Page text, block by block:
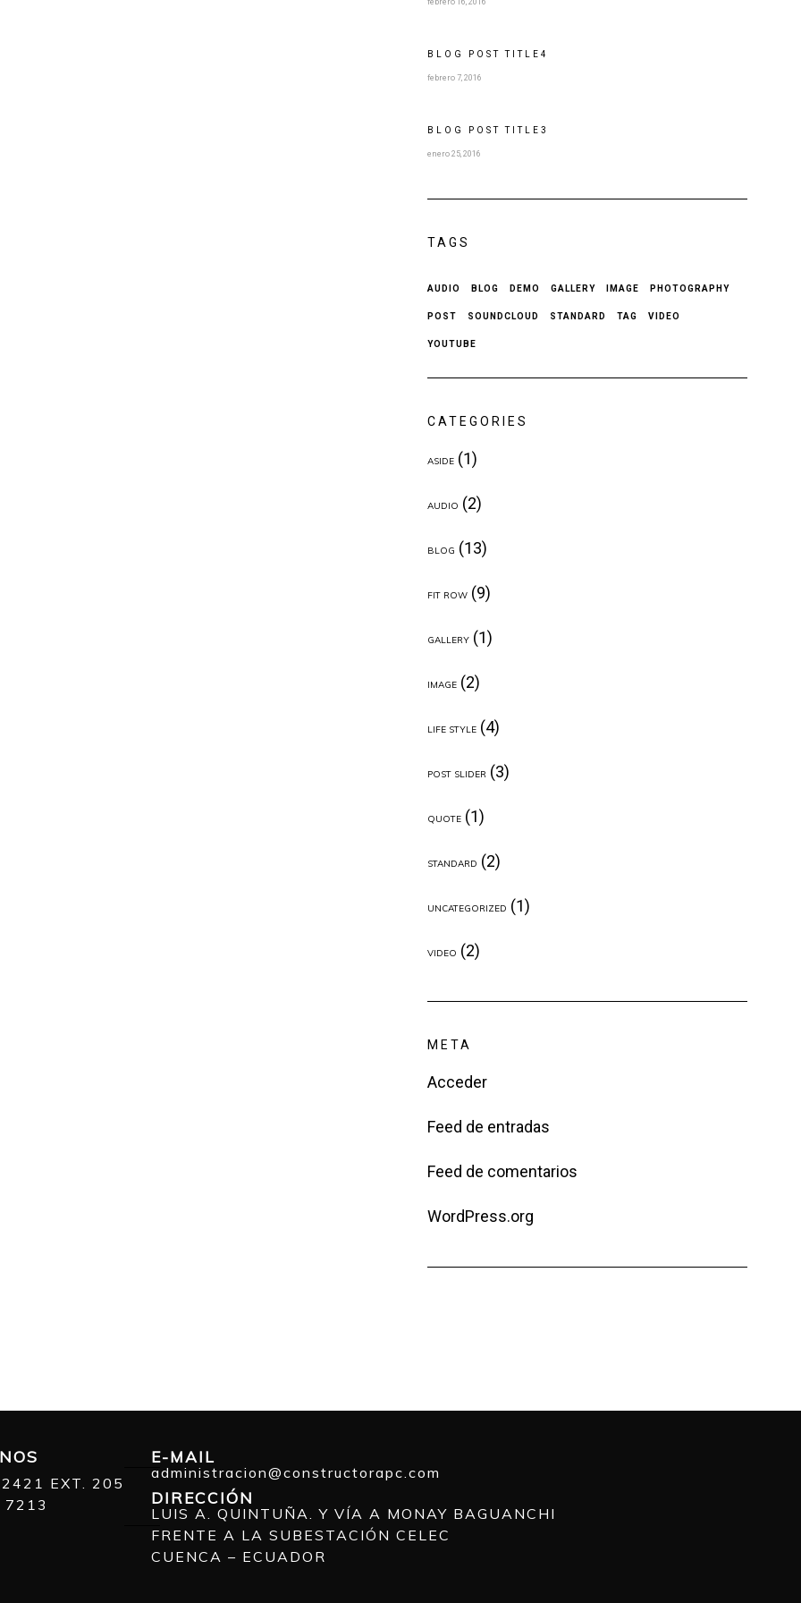
febrero 16, 2016
BLOG POSTTITLE 4
febrero 7, 2016
BLOG POSTTITLE 3
enero 25, 2016
TAGS
AUDIO BLOG DEMO GALLERY IMAGE PHOTOGRAPHY
POST SOUNDCLOUD STANDARD TAG VIDEO
YOUTUBE
CATEGORIES
ASIDE (1)
AUDIO (2)
BLOG (13)
FIT ROW (9)
GALLERY (1)
IMAGE (2)
LIFE STYLE (4)
POST SLIDER (3)
QUOTE (1)
STANDARD (2)
UNCATEGORIZED (1)
VIDEO (2)
META
Acceder
Feed de entradas
Feed de comentarios
WordPress.org
EXT. 205
E-MAIL
administracion@constructorapc.com
DIRECCIÓN
LUIS A. QUINTUÑA. Y VÍA A MONAY BAGUANCHI
FRENTE A LA SUBESTACIÓN CELEC
CUENCA – ECUADOR